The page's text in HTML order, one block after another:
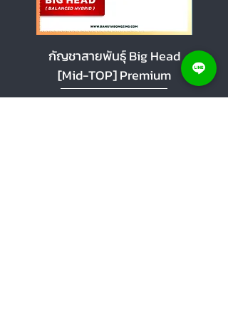
กัญชาสายพันธุ์ Big Head
[Mid-TOP] Premium
กัญช